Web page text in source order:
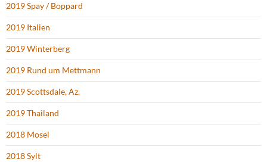
2019 Spay / Boppard
2019 Italien
2019 Winterberg
2019 Rund um Mettmann
2019 Scottsdale, Az.
2019 Thailand
2018 Mosel
2018 Sylt